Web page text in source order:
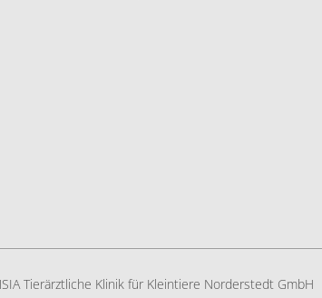
Tierärztliche Klinik für Kleintiere Norderstedt GmbH